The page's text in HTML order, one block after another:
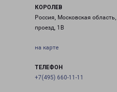
КОРОЛЕВ
Россия, Московская
проезд, 1В
на карте
ТЕЛЕФОН
+7(495) 660-11-11